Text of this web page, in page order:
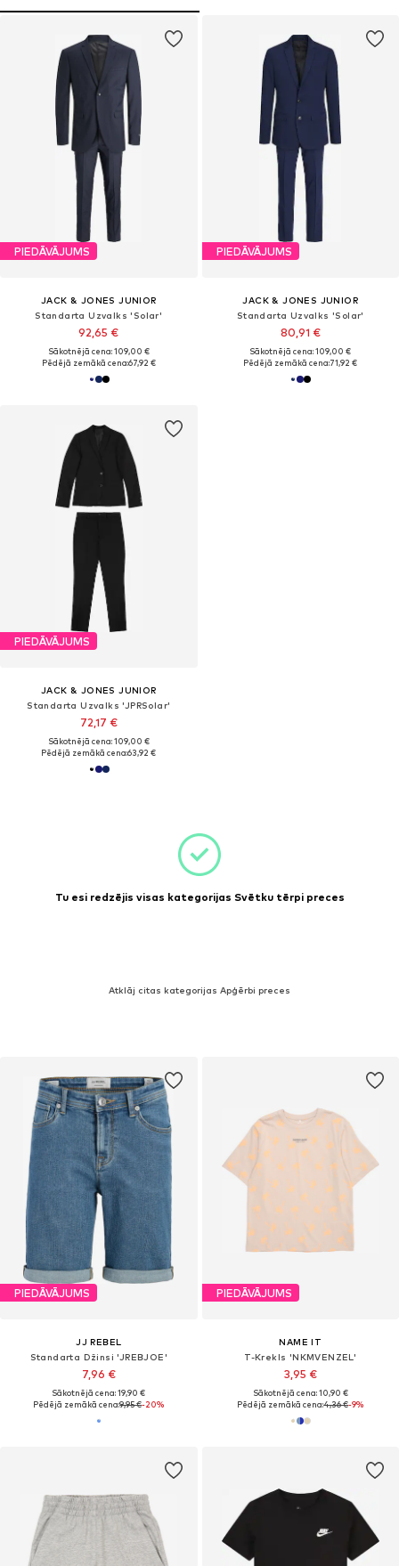
PIEDĀVĀJUMS
JACK & JONES JUNIOR
Standarta Uzvalks 'Solar'
92,65 €
Sākotnējā cena: 109,00 €
Pēdējā zemākā cena:67,92 €
PIEDĀVĀJUMS
JACK & JONES JUNIOR
Standarta Uzvalks 'Solar'
80,91 €
Sākotnējā cena: 109,00 €
Pēdējā zemākā cena:71,92 €
PIEDĀVĀJUMS
JACK & JONES JUNIOR
Standarta Uzvalks 'JPRSolar'
72,17 €
Sākotnējā cena: 109,00 €
Pēdējā zemākā cena:63,92 €
Tu esi redzējis visas kategorijas Svētku tērpi preces
Atklāj citas kategorijas Apģērbi preces
PIEDĀVĀJUMS
JJ REBEL
Standarta Džinsi 'JREBJOE'
7,96 €
Sākotnējā cena: 19,90 €
Pēdējā zemākā cena:9,95 €-20%
PIEDĀVĀJUMS
NAME IT
T-Krekls 'NKMVENZEL'
3,95 €
Sākotnējā cena: 10,90 €
Pēdējā zemākā cena:4,36 €-9%